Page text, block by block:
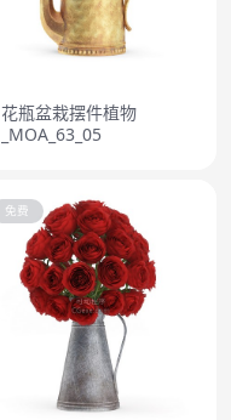
花瓶盆栽摆件植物
_MOA_63_05
免费